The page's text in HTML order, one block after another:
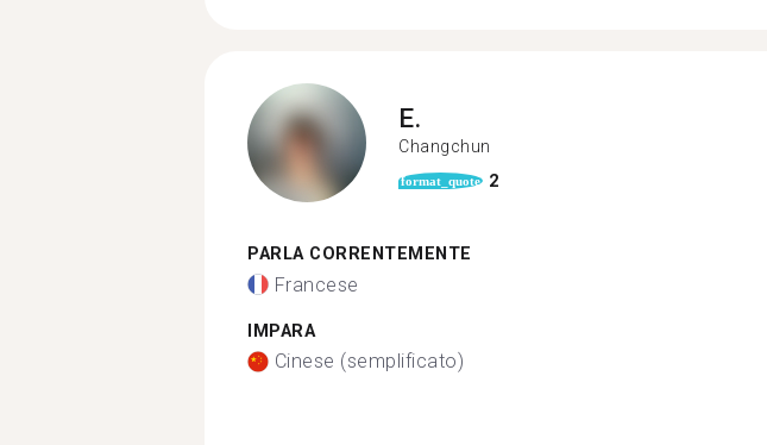
E.
Changchun
format_quote 2
PARLA CORRENTEMENTE
Francese
IMPARA
Cinese (semplificato)